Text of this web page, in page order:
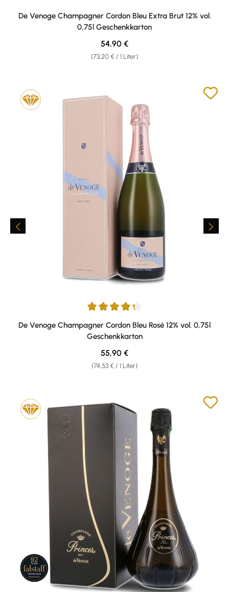
De Venoge Champagner Cordon Bleu Extra Brut 12% vol.
0,75l Geschenkkarton
(73,20 € / 1 Liter)
Regulärer Preis:
54,90 €
Durchschnittliche Bewertung von 4.33 von 5 Sternen
De Venoge Champagner Cordon Bleu Rosé 12% vol. 0,75l
Geschenkkarton
(74,53 € / 1 Liter)
Regulärer Preis:
55,90 €